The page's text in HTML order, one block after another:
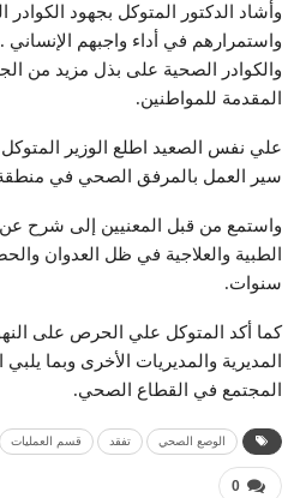
وأشاد الدكتور المتوكل بجهود
واستمرارهم في أداء واجبهم
والكوادر الصحية على بذل مزيد من
المقدمة للمواطنين.
علي نفس الصعيد اطلع الوزير
سير العمل بالمرفق الصحي في منطقة
واستمع من قبل المعنيين إلى شرح
الطبية والعلاجية في ظل العدوان
سنوات.
كما أكد المتوكل علي الحرص على
المديرية والمديريات الأخرى وبما
المجتمع في القطاع الصحي.
الوصع الصحي تفقد قسم العمليات
0